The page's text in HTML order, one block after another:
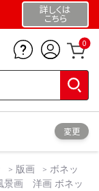
詳しくは
こちら
0
変更
版画
ボネッ
画 洋画 ボネッ